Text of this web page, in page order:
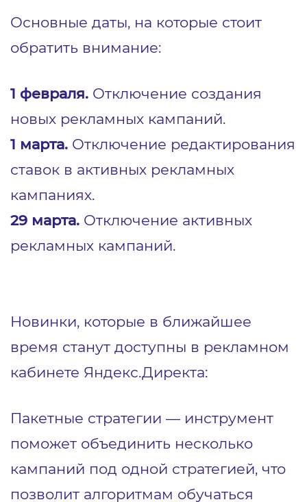
Основные даты, на которые стоит
обратить внимание:
1 февраля. Отключение создания
новых рекламных кампаний.
1 марта. Отключение редактирования
ставок в активных рекламных
кампаниях.
29 марта. Отключение активных
рекламных кампаний.
Новинки, которые в ближайшее
время станут доступны в рекламном
кабинете Яндекс.Директа:
Пакетные стратегии — инструмент
поможет объединить несколько
кампаний под одной стратегией, что
позволит алгоритмам обучаться